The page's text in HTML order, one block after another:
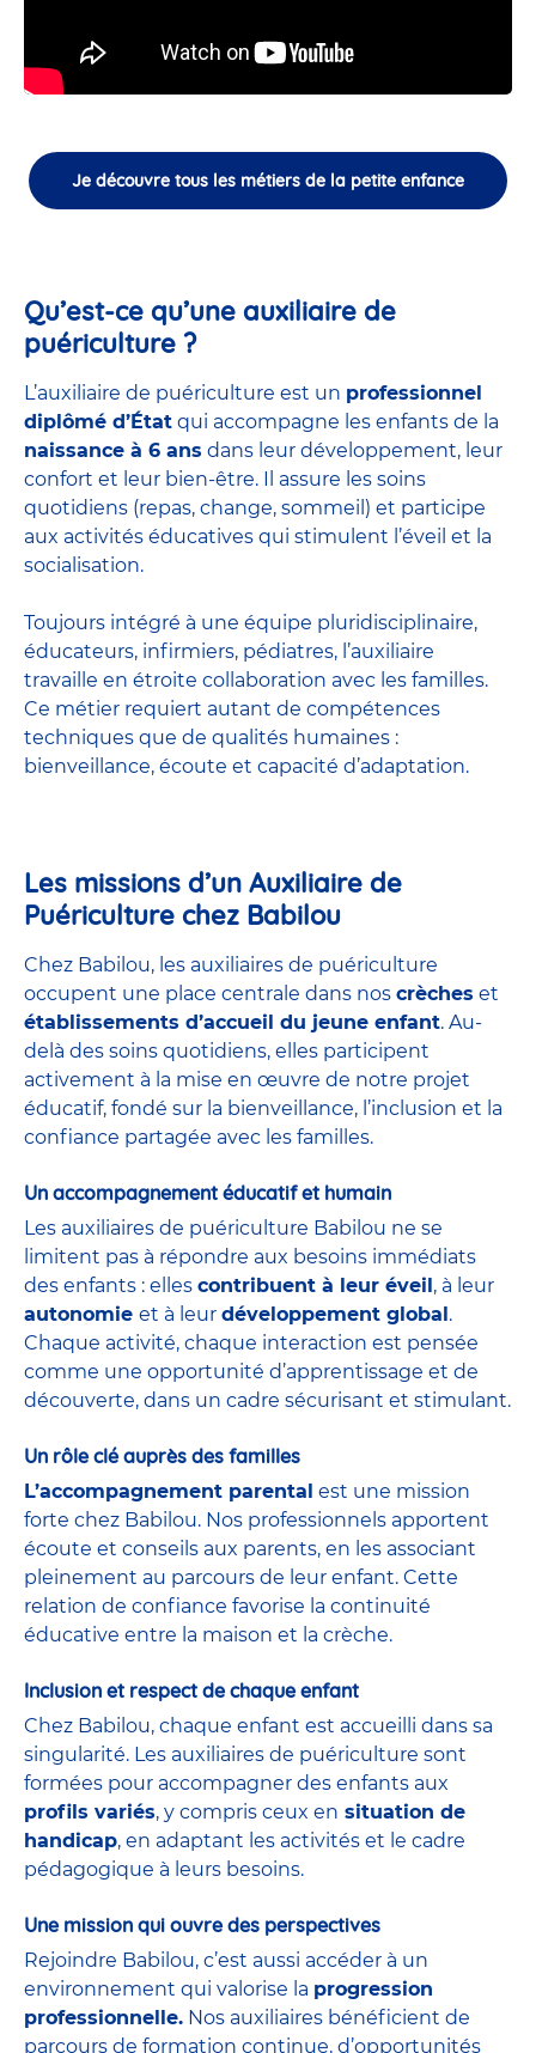
Je découvre tous les métiers de la petite enfance
Qu’est-ce qu’une auxiliaire de
puériculture ?
L’auxiliaire de puériculture est un professionnel
diplômé d’État qui accompagne les enfants de la
naissance à 6 ans dans leur développement, leur
confort et leur bien-être. Il assure les soins
quotidiens (repas, change, sommeil) et participe
aux activités éducatives qui stimulent l’éveil et la
socialisation.
Toujours intégré à une équipe pluridisciplinaire,
éducateurs, infirmiers, pédiatres, l’auxiliaire
travaille en étroite collaboration avec les familles.
Ce métier requiert autant de compétences
techniques que de qualités humaines :
bienveillance, écoute et capacité d’adaptation.
Les missions d’un Auxiliaire de
Puériculture chez Babilou
Chez Babilou, les auxiliaires de puériculture
occupent une place centrale dans nos crèches et
établissements d’accueil du jeune enfant. Au-
delà des soins quotidiens, elles participent
activement à la mise en œuvre de notre projet
éducatif, fondé sur la bienveillance, l’inclusion et la
confiance partagée avec les familles.
Un accompagnement éducatif et humain
Les auxiliaires de puériculture Babilou ne se
limitent pas à répondre aux besoins immédiats
des enfants : elles contribuent à leur éveil , à leur
autonomie et à leur développement global .
Chaque activité, chaque interaction est pensée
comme une opportunité d’apprentissage et de
découverte, dans un cadre sécurisant et stimulant.
Un rôle clé auprès des familles
L’accompagnement parental est une mission
forte chez Babilou. Nos professionnels apportent
écoute et conseils aux parents, en les associant
pleinement au parcours de leur enfant. Cette
relation de confiance favorise la continuité
éducative entre la maison et la crèche.
Inclusion et respect de chaque enfant
Chez Babilou, chaque enfant est accueilli dans sa
singularité. Les auxiliaires de puériculture sont
formées pour accompagner des enfants aux
profils variés, y compris ceux en situation de
handicap, en adaptant les activités et le cadre
pédagogique à leurs besoins.
Une mission qui ouvre des perspectives
Rejoindre Babilou, c’est aussi accéder à un
environnement qui valorise la progression
professionnelle. Nos auxiliaires bénéficient de
parcours de formation continue, d’opportunités